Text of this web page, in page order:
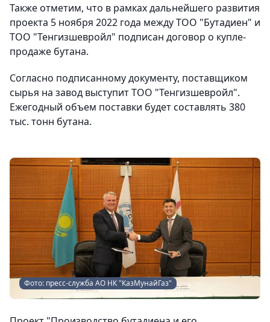
Также отметим, что в рамках дальнейшего развития
проекта 5 ноября 2022 года между ТОО "Бутадиен" и
ТОО "Тенгизшевройл" подписан договор о купле-
продаже бутана.
Согласно подписанному документу, поставщиком
сырья на завод выступит ТОО "Тенгизшевройл".
Ежегодный объем поставки будет составлять 380
тыс. тонн бутана.
Фото: пресс-служба АО НК "КазМунайГаз"